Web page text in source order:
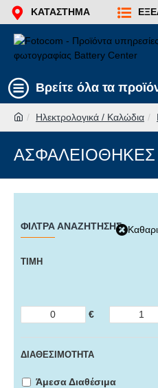
ΚΑΤΆΣΤΗΜΑ
Βρείτε όλα τα
Ηλεκτρολογικά / Καλώδια
ΑΣΦΑΛΕΙΟΘΉΚΕΣ
ΦΊΛΤΡΑ ΑΝΑΖΉΤΗΣΗΣ
ΤΙΜΉ
€
ΔΙΑΘΕΣΙΜΌΤΗΤΑ
Άμεσα Διαθέσιμα